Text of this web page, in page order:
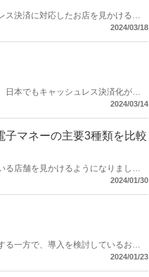
ス決済に対応したお店を見かけるよ
2024/03/18
日本でもキャッシュレス決済化が進
2024/03/14
子マネーの主要3種類を比較
る店舗を見かけるようになりまし
2024/01/30
る一方で、導入を検討しているお店
まとめて導入できる「マルチ決済サ
2024/01/23